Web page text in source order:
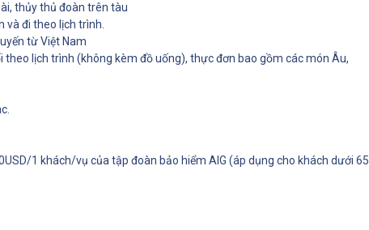
thủy thủ đoàn trên tàu
và đi theo lịch trình.
từ Việt Nam
theo lịch trình (không kèm đồ uống), thực đơn bao gồm các món Âu,
1 khách/vụ của tập đoàn bảo hiểm AIG (áp dụng cho khách dưới 65